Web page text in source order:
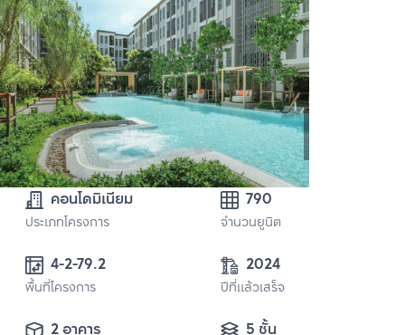
คอนโดมิเนียม
ประเภทโครงการ
790
จำนวนยูนิต
4-2-79.2
พื้นที่โครงการ
2024
ปีที่แล้วเสร็จ